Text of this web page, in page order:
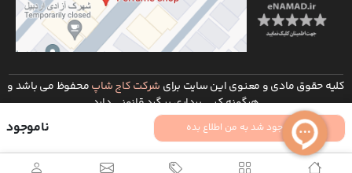
موجود شد به من اطلاع بده ناموجود
کلیه حقوق مادی و معنوی این سایت برای شرکت کاج شاپمحفوظ می باشد و
هرگونه کپی برداری پیگرد قانونی دارد
توسعه و طراحی :شرکت طراحی سایت ره وب